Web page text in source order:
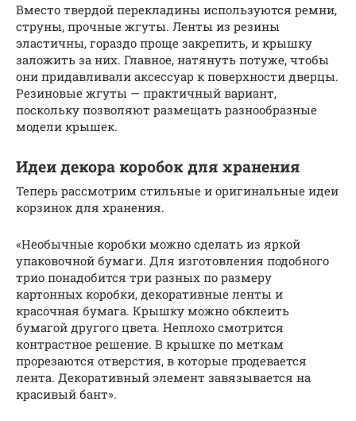
Вместо твердой перекладины используются ремни,
струны, прочные жгуты. Ленты из резины
эластичны, гораздо проще закрепить, и крышку
заложить за них. Главное, натянуть потуже, чтобы
они придавливали аксессуар к поверхности дверцы.
Резиновые жгуты — практичный вариант,
поскольку позволяют размещать разнообразные
модели крышек.
Идеи декора коробок для хранения
Теперь рассмотрим стильные и оригинальные идеи
корзинок для хранения.
«Необычные коробки можно сделать из яркой
упаковочной бумаги. Для изготовления подобного
трио понадобится три разных по размеру
картонных коробки, декоративные ленты и
красочная бумага. Крышку можно обклеить
бумагой другого цвета. Неплохо смотрится
контрастное решение. В крышке по меткам
прорезаются отверстия, в которые продевается
лента. Декоративный элемент завязывается на
красивый бант».